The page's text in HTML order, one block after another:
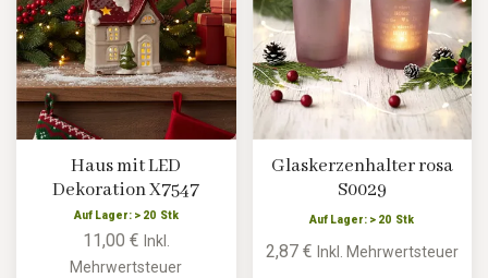
Haus mit LED
Dekoration X7547
Auf Lager: > 20 Stk
11,00 € Inkl.
Mehrwertsteuer
Glaskerzenhalter rosa
S0029
Auf Lager: > 20 Stk
2,87 € Inkl. Mehrwertsteuer